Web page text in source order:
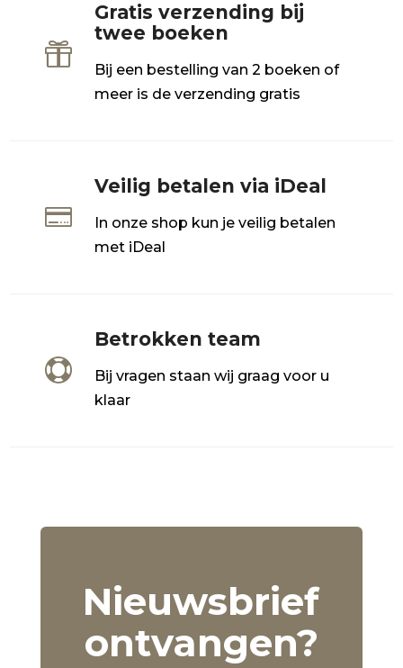

Gratis verzending bij
twee boeken
Bij een bestelling van 2 boeken of
meer is de verzending gratis

Veilig betalen via iDeal
In onze shop kun je veilig betalen
met iDeal

Betrokken team
Bij vragen staan wij graag voor u
klaar
Nieuwsbrief
ontvangen?